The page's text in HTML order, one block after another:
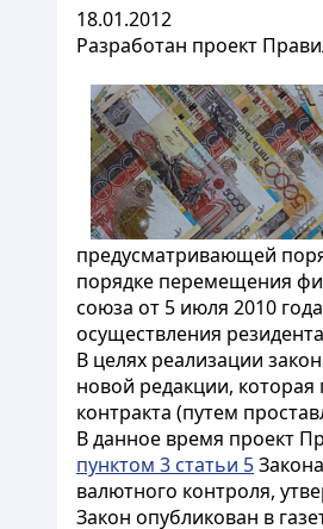
18.01.2012
Разработан проект
предусматривающей
порядке перемещения
союза от 5 июля 2010
осуществления
В целях реализации
новой редакции,
контракта (путем
В данное время проект
пунктом 3 статьи 5
валютного контроля,
Закон опубликован в